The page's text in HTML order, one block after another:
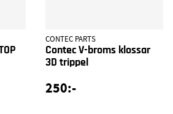
CONTEC PARTS
Contec V-broms klossar
3D trippel
250:-